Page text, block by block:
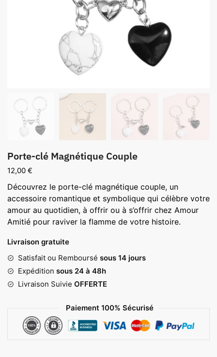
Porte-clé Magnétique Couple
12,00 €
Découvrez le porte-clé magnétique couple, un
accessoire romantique et symbolique qui célèbre votre
amour au quotidien, à offrir ou à s’offrir chez Amour
Amitié pour raviver la flamme de votre histoire.
Livraison gratuite
Satisfait ou Remboursé sous 14 jours
Expédition sous 24 à 48h
Livraison Suivie OFFERTE
Paiement 100% Sécurisé